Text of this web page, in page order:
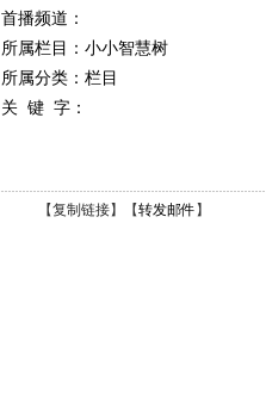
首播频道：
所属栏目： 小小智慧树
所属分类：栏目
关 键 字：
【复制链接】【转发邮件 】